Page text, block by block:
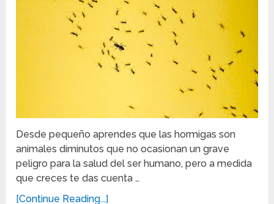
Desde pequeño aprendes que las hormigas son
animales diminutos que no ocasionan un grave
peligro para la salud del ser humano, pero a medida
que creces te das cuenta …
[Continue Reading...]